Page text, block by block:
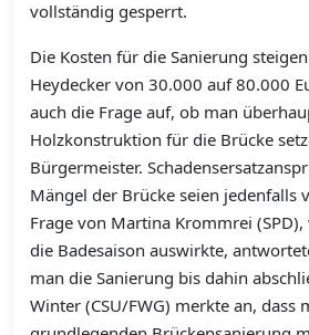
vollständig gesperrt.
Die Kosten für die Sanierung
Heydecker von 30.000 auf 80.000
auch die Frage auf, ob man
Holzkonstruktion für die Brücke
Bürgermeister.
Mängel der Brücke seien jedenfalls
Frage von Martina Krommrei
die Badesaison auswirkte,
man die Sanierung bis dahin
Winter (CSU/FWG) merkte an, dass